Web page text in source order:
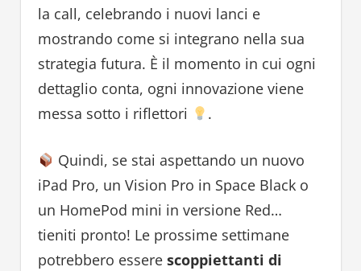
la call, celebrando i nuovi lanci e
mostrando come si integrano nella sua
strategia futura. È il momento in cui ogni
dettaglio conta, ogni innovazione viene
messa sotto i riflettori
.
Quindi, se stai aspettando un nuovo
iPad Pro, un Vision Pro in Space Black o
un HomePod mini in versione Red…
tieniti pronto! Le prossime settimane
potrebbero essere scoppiettanti di